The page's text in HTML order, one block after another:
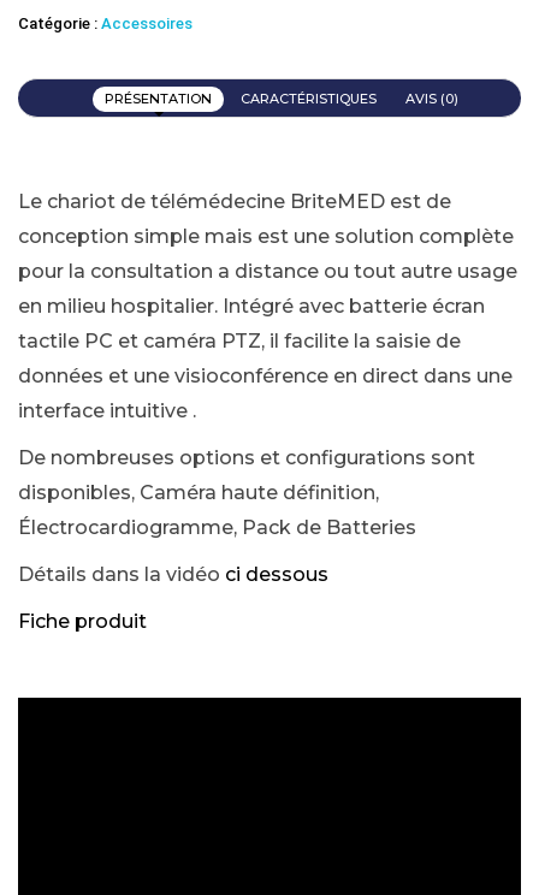
Catégorie : Accessoires
PRÉSENTATION CARACTÉRISTIQUES AVIS (0)
Le chariot de télémédecine BriteMED est de
conception simple mais est une solution complète
pour la consultation a distance ou tout autre usage
en milieu hospitalier. Intégré avec batterie écran
tactile PC et caméra PTZ, il facilite la saisie de
données et une visioconférence en direct dans une
interface intuitive .
De nombreuses options et configurations sont
disponibles, Caméra haute définition,
Électrocardiogramme, Pack de Batteries
Détails dans la vidéo ci dessous
Fiche produit